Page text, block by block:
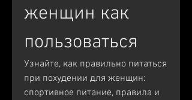
женщин как
пользоваться
Узнайте, как правильно питаться
при похудении для женщин:
спортивное питание, правила и